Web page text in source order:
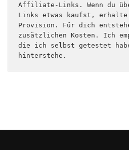
Affiliate-Links. Wenn du
Links etwas kaufst,
Provision. Für dich
zusätzlichen Kosten. Ich
die ich selbst getestet
hinterstehe.